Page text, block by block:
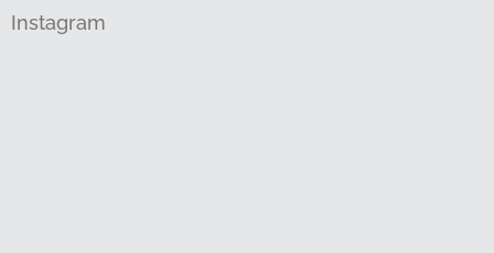
Instagram